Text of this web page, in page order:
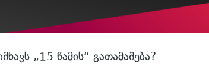
„15 წამის“ გათამაშება?